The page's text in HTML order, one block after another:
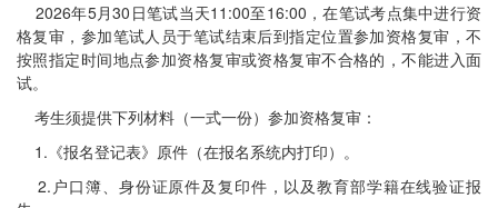
2026年5月30日笔试当天11:00至16:00，在笔试考点集中进行资
格复审，参加笔试人员于笔试结束后到指定位置参加资格复审，不
按照指定时间地点参加资格复审或资格复审不合格的，不能进入面
试。
考生须提供下列材料（一式一份）参加资格复审：
1.《报名登记表》原件（在报名系统内打印）。
2.户口簿、身份证原件及复印件，以及教育部学籍在线验证报